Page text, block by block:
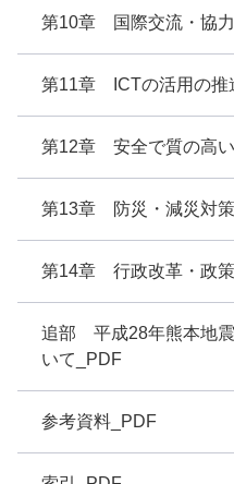
第10章 国際交流・協
第11章 ICTの活用の推
第12章 安全で質の高
第13章 防災・減災対
第14章 行政改革・政
追部 平成28年熊本地
いて_PDF
参考資料_PDF